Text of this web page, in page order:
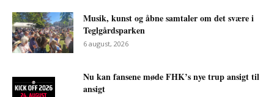
Musik, kunst og åbne samtaler om det svære i
Teglgårdsparken
6 august, 2026
Nu kan fansene møde FHK’s nye trup ansigt til
ansigt